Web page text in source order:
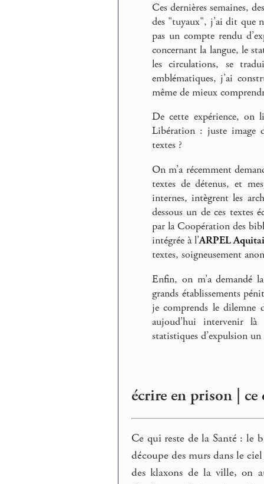
Ces dernières semaines,
des "tuyaux", j’ai dit que
pas un compte rendu
concernant la langue, le
les circulations, se
emblématiques, j’ai
même de mieux
De cette expérience, on
Libération : juste image
textes ?
On m’a récemment
textes de détenus, et
internes, intègrent les
dessous un de ces textes
par la Coopération des
intégrée à l’ARPEL
textes, soigneusement
Enfin, on m’a demandé
grands établissements
je comprends le dilemne
aujoud’hui intervenir
statistiques d’expulsion
écrire en prison | ce
Ce qui reste de la Santé : le
découpe des murs dans le
des klaxons de la ville, on